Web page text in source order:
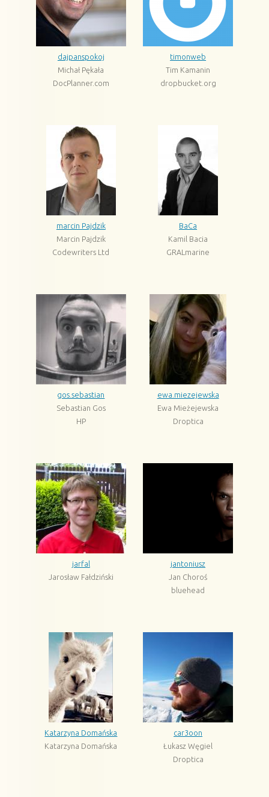
dajpanspokoj
Michał Pękała
DocPlanner.com
timonweb
Tim Kamanin
dropbucket.org
marcin Pajdzik
Marcin Pajdzik
Codewriters Ltd
BaCa
Kamil Bacia
GRALmarine
gos.sebastian
Sebastian Gos
HP
ewa.miezejewska
Ewa Mieżejewska
Droptica
jarfal
Jarosław Fałdziński
jantoniusz
Jan Choroś
bluehead
Katarzyna Domańska
Katarzyna Domańska
car3oon
Łukasz Węgiel
Droptica